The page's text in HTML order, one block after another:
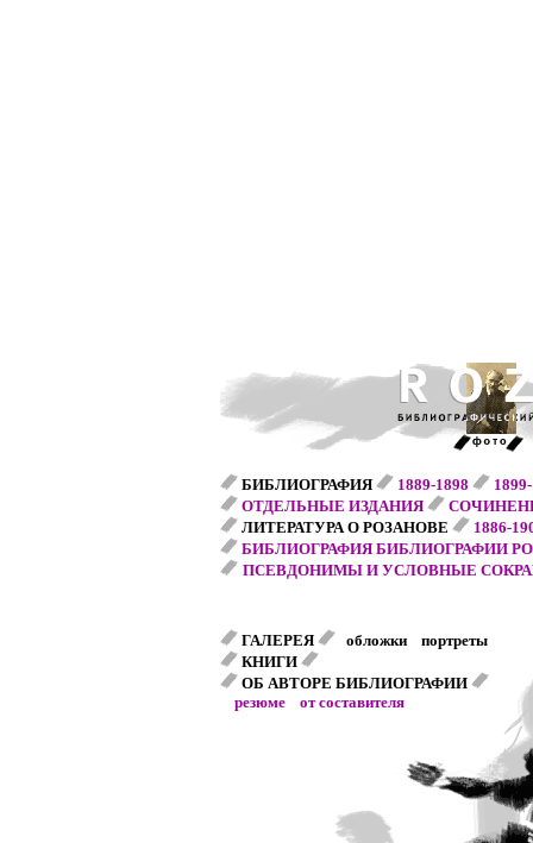
БИБЛИОГРАФИЯ 1889-1898
ОТДЕЛЬНЫЕ ИЗДАНИЯ
ЛИТЕРАТУРА О РОЗАНОВЕ
1886-
БИБЛИОГРАФИЯ БИБЛИОГРАФИИ
ПСЕВДОНИМЫ И УСЛОВНЫЕ
ГАЛЕРЕЯ
обложки портреты
КНИГИ
ОБ АВТОРЕ БИБЛИОГРАФИИ
резюме
от составителя